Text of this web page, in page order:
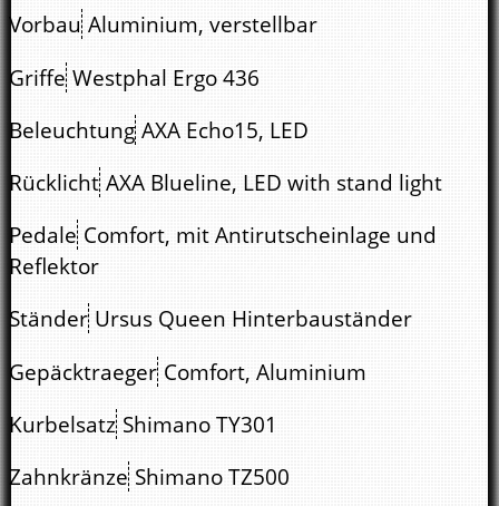
Vorbau Aluminium, verstellbar
Griffe Westphal Ergo 436
Beleuchtung AXA Echo15, LED
Rücklicht AXA Blueline, LED with stand light
Pedale Comfort, mit Antirutscheinlage und
Reflektor
Ständer Ursus Queen Hinterbauständer
Gepäcktraeger Comfort, Aluminium
Kurbelsatz Shimano TY301
Zahnkränze Shimano TZ500